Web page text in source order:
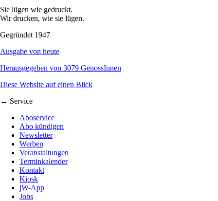
Sie lügen wie gedruckt.
Wir drucken, wie sie lügen.
Gegründet 1947
Ausgabe von heute
Herausgegeben von 3079 GenossInnen
Diese Website auf einen Blick
→ Service
Aboservice
Abo kündigen
Newsletter
Werben
Veranstaltungen
Terminkalender
Kontakt
Kiosk
jW-App
Jobs